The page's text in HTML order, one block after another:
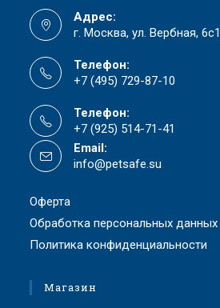
Адрес:
г. Москва, ул. Вербная, 6с1
Телефон:
+7 (495) 729-87-10
Телефон:
+7 (925) 514-71-41
Email:
info@petsafe.su
Оферта
Обработка персональных данных
Политика конфиденциальности
Магазин